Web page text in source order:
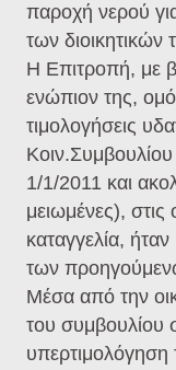
παροχή νερού
των διοικητικών
Η Επιτροπή, με
ενώπιον της,
τιμολογήσεις
1/1/2011 και
μειωμένες),
καταγγελία,
των
Μέσα από την
του συμβουλίου
υπερτιμολόγηση